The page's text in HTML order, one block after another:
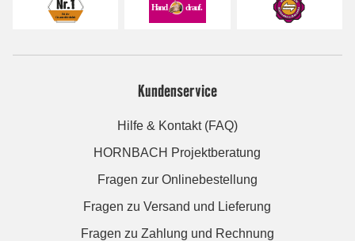
Kundenservice
Hilfe & Kontakt (FAQ)
HORNBACH Projektberatung
Fragen zur Onlinebestellung
Fragen zu Versand und Lieferung
Fragen zu Zahlung und Rechnung